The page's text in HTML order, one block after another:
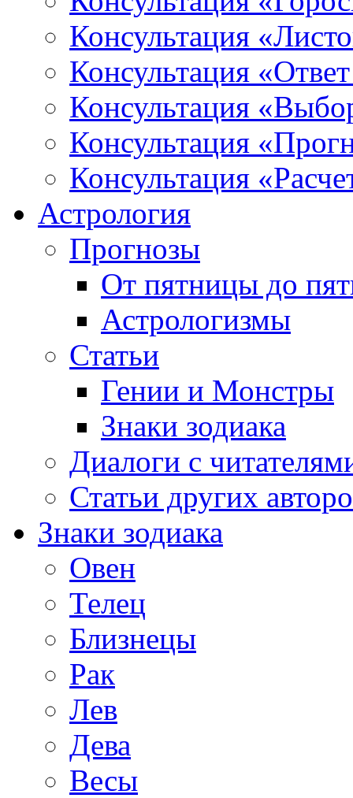
Консультация
Консультация
Консультация
Консультация
Консультация
Астрология
Прогнозы
От пятницы до
Астрологизмы
Статьи
Гении и Монстры
Знаки зодиака
Диалоги с
Статьи других
Знаки зодиака
Овен
Телец
Близнецы
Рак
Лев
Дева
Весы